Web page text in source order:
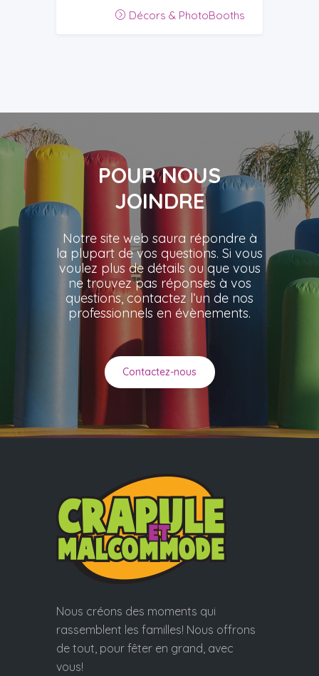
Décors & PhotoBooths
POUR NOUS
JOINDRE
Notre site web saura répondre à
la plupart de vos questions. Si vous
voulez plus de détails ou que vous
ne trouvez pas réponses à vos
questions, contactez l’un de nos
professionnels en évènements.
Contactez-nous
Nous créons des moments qui
rassemblent les familles! Nous offrons
de tout, pour fêter en grand, avec
vous!